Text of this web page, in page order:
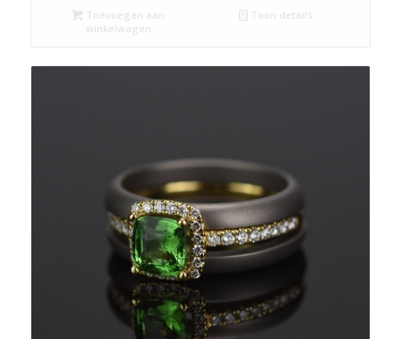
Toevoegen aan
winkelwagen
Toon details